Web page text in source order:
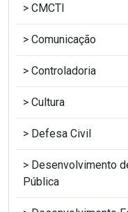
CMCTI
Comunicação
Controladoria
Cultura
Defesa Civil
Desenvolvimento
Pública